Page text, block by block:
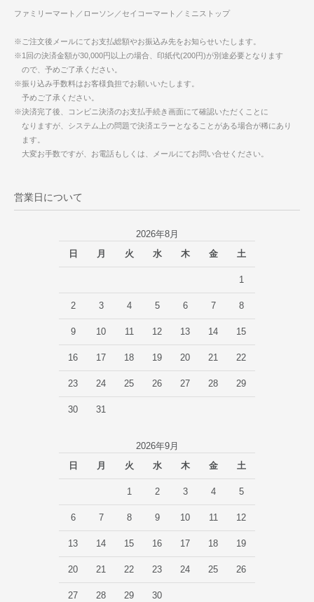
ファミリーマート／ローソン／セイコーマート／ミニストップ
※ご注文後メールにてお支払総額やお振込み先をお知らせいたします。
※1回の決済金額が30,000円以上の場合、印紙代(200円)が別途必要となります
ので、予めご了承ください。
※振り込み手数料はお客様負担でお願いいたします。
予めご了承ください。
※決済完了後、コンビニ決済のお支払手続き画面にて確認いただくことに
なりますが、システム上の問題で決済エラーとなることがある場合が稀にあり
ます。
大変お手数ですが、お電話もしくは、メールにてお問い合せください。
営業日について
2026年8月
日
月 火 水 木 金 土
1
2 3 4 5 6 7 8
9 10 11 12 13 14 15
16 17 18 19 20 21 22
23 24 25 26 27 28 29
30 31
2026年9月
日
月 火 水 木 金 土
1 2 3 4 5
6 7 8 9 10 11 12
13 14 15 16 17 18 19
20 21 22 23 24 25 26
27 28 29 30